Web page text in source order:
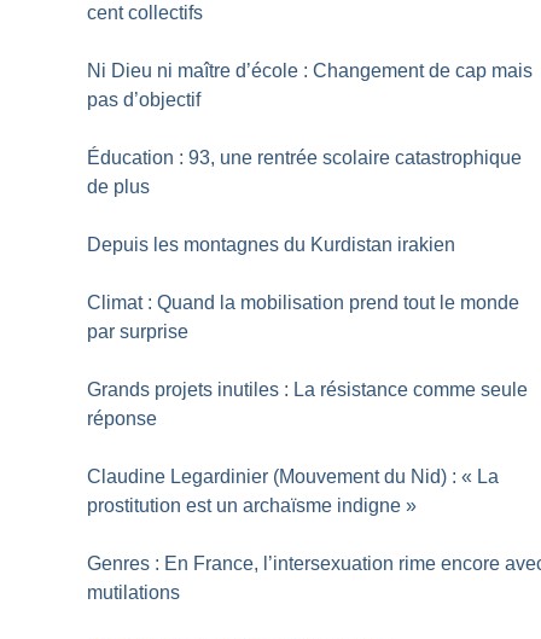
cent collectifs
Ni Dieu ni maître d’école : Changement de cap mais
pas d’objectif
Éducation : 93, une rentrée scolaire catastrophique
de plus
Depuis les montagnes du Kurdistan irakien
Climat : Quand la mobilisation prend tout le monde
par surprise
Grands projets inutiles : La résistance comme seule
réponse
Claudine Legardinier (Mouvement du Nid) : « La
prostitution est un archaïsme indigne »
Genres : En France, l’intersexuation rime encore
mutilations